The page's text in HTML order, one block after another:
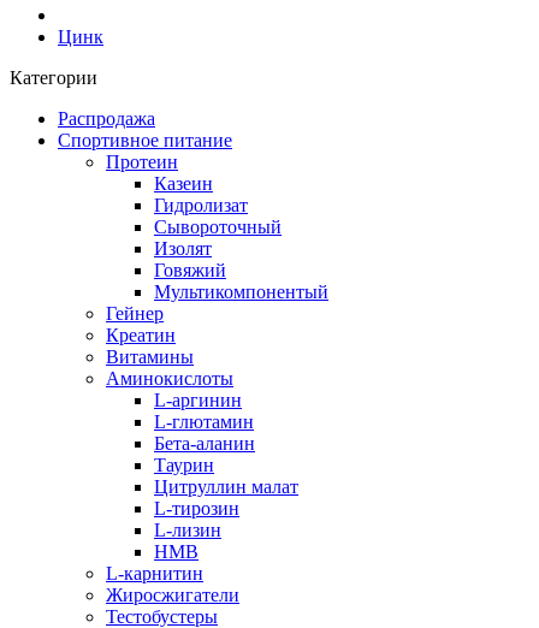
Цинк
Категории
Распродажа
Спортивное питание
Протеин
Казеин
Гидролизат
Сывороточный
Изолят
Говяжий
Мультикомпонентый
Гейнер
Креатин
Витамины
Аминокислоты
L-аргинин
L-глютамин
Бета-аланин
Таурин
Цитруллин малат
L-тирозин
L-лизин
HMB
L-карнитин
Жиросжигатели
Тестобустеры